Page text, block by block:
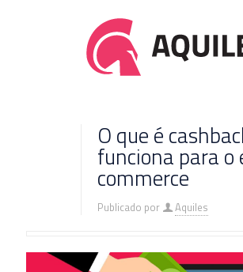
O que é
funciona para o
commerce
Publicado por Aquiles